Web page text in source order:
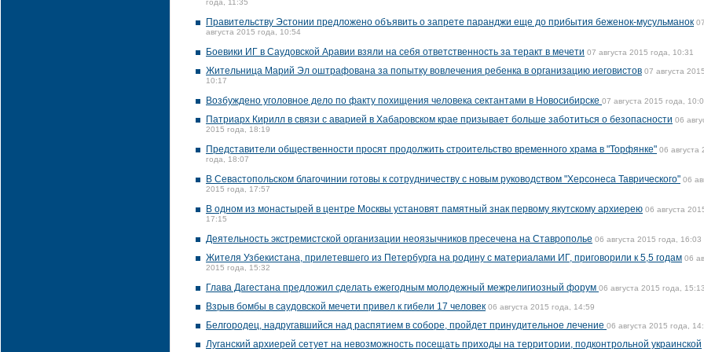
года, 11:35
Правительству Эстонии предложено объявить о запрете паранджи еще до прибытия беженок-мусульманок 07
августа 2015 года, 10:54
Боевики ИГ в Саудовской Аравии взяли на себя ответственность за теракт в мечети 07 августа 2015 года, 10:31
Жительница Марий Эл оштрафована за попытку вовлечения ребенка в организацию иеговистов 07 августа
10:17
Возбуждено уголовное дело по факту похищения человека сектантами в Новосибирске 07 августа 2015 года,
Патриарх Кирилл в связи с аварией в Хабаровском крае призывает больше заботиться о безопасности 06
2015 года, 18:19
Представители общественности просят продолжить строительство временного храма в "Торфянке" 06 августа
года, 18:07
В Севастопольском благочинии готовы к сотрудничеству с новым руководством "Херсонеса Таврического" 06
2015 года, 17:57
В одном из монастырей в центре Москвы установят памятный знак первому якутскому архиерею 06 августа
17:15
Деятельность экстремистской организации неоязычников пресечена на Ставрополье 06 августа 2015 года, 16:03
Жителя Узбекистана, прилетевшего из Петербурга на родину с материалами ИГ, приговорили к 5,5 годам 06
2015 года, 15:32
Глава Дагестана предложил сделать ежегодным молодежный межрелигиозный форум 06 августа 2015 года, 15:13
Взрыв бомбы в саудовской мечети привел к гибели 17 человек 06 августа 2015 года, 14:59
Белгородец, надругавшийся над распятием в соборе, пройдет принудительное лечение 06 августа 2015 года,
Луганский архиерей сетует на невозможность посещать приходы на территории, подконтрольной украинской